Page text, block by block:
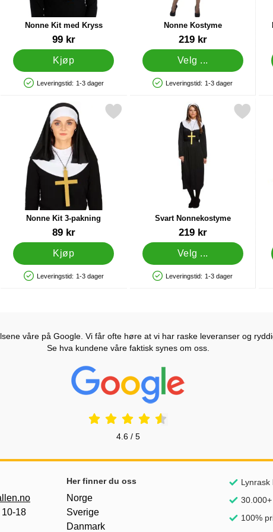
Nonne Kit med Kryss
Varenummer 43683
99 kr
Kjøp
Produkttilgjengelighet: På lager
Leveringstid: 1-3 dager
Nonne Kostyme
Varenummer 6856
219 kr
Velg ...
Produkttilgjengelighet: På lager
Leveringstid: 1-3 dager
som favoritt
Nonne Kit 3-pakning
Varenummer 85164
89 kr
Kjøp
Produkttilgjengelighet: På lager
Leveringstid: 1-3 dager
Merk nonne Kit 3-pakning som favoritt
Svart Nonnekostyme
Varenummer 18950
219 kr
Velg ...
Produkttilgjengelighet: På lager
Leveringstid: 1-3 dager
Merk svart Nonnekostyme
våre på Google. Vi får ofte høre at vi har raske leveranser og
Se hva kundene våre faktisk synes om oss.
Prisjakt Vurdering: 4.6 Stjerne
4.6 / 5
10-18
Her finner du oss
Norge
Sverige
Danmark
Lynrask
100%